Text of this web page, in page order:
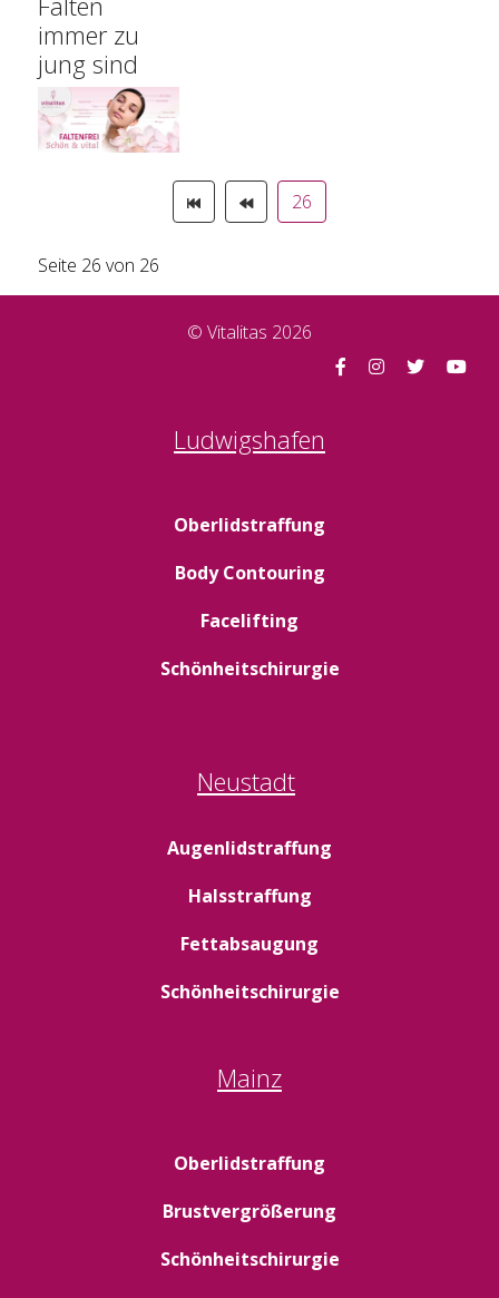
immer zu
jung sind
26
Seite 26 von 26
© Vitalitas 2026
Ludwigshafen
Oberlidstraffung
Body Contouring
Facelifting
Schönheitschirurgie
Neustadt
Augenlidstraffung
Halsstraffung
Fettabsaugung
Schönheitschirurgie
Mainz
Oberlidstraffung
Brustvergrößerung
Schönheitschirurgie